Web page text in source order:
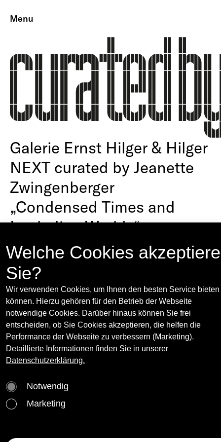
Welche Cookies
Sie?
Wir verwenden Cookies, um Ihnen den besten Service bieten
können. Hierzu gehören für den Betrieb der Webseite
notwendige Cookies. Darüber hinaus können Sie frei
entscheiden, ob Sie Cookies akzeptieren, die helfen die
Performance der Webseite zu verbessern (Marketing).
Detaillierte Informationen finden Sie in unserer
Datenschutzerklärung.
Notwendig
Marketing
Menu
Galerie Ernst Hilger & Hilger
NEXT curated by Jeanette
Zwingenberger
„Condensed Times and
Imploding Worlds“
11.9 - 17.10.2015 Press release
Galerie Ernst Hilger & Hilger NEXT,
Dorotheergasse 5, 1010 Vienna &
27, 1100 Vienna
www.hilger.at
Curator(s):
Jeanette Zwingenberger
Jeanette Zwingenberger (* 1962 in
is an art historian and independent curator
based in Paris.
Artist(s):